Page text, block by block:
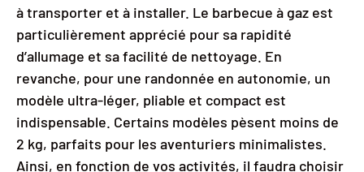
à transporter et à installer. Le barbecue à gaz est
particulièrement apprécié pour sa rapidité
d’allumage et sa facilité de nettoyage. En
revanche, pour une randonnée en autonomie, un
modèle ultra-léger, pliable et compact est
indispensable. Certains modèles pèsent moins de
2 kg, parfaits pour les aventuriers minimalistes.
Ainsi, en fonction de vos activités, il faudra choisir